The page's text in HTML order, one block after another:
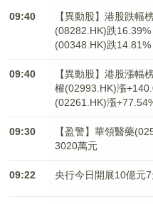
09:40
【異動股】港股跌幅
(08282.HK)跌
(00348.HK)跌14.81%
09:40
【異動股】港股漲幅
權(02993.HK)漲
(02261.HK)漲
09:30
【盈警】華領醫藥
3020萬元
09:22 央行今日開展10億元